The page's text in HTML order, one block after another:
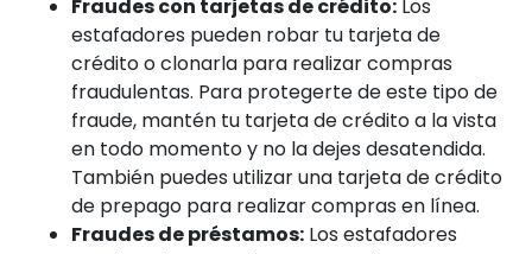
Fraudes con tarjetas de crédito: Los
estafadores pueden robar tu tarjeta de
crédito o clonarla para realizar compras
fraudulentas. Para protegerte de este tipo de
fraude, mantén tu tarjeta de crédito a la vista
en todo momento y no la dejes desatendida.
También puedes utilizar una tarjeta de crédito
de prepago para realizar compras en línea.
Fraudes de préstamos: Los estafadores